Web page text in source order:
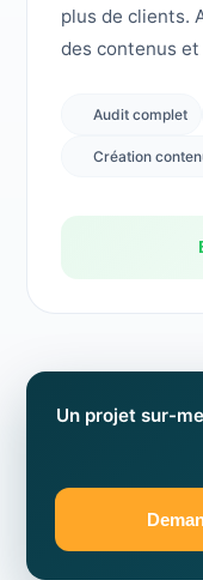
plus de clients.
des contenus
Audit complet
Création
Un projet sur-